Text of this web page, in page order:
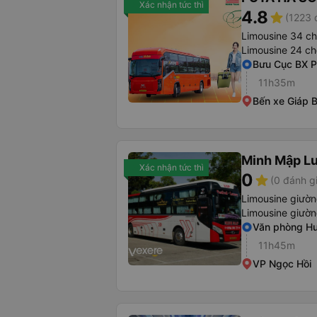
Xác nhận tức thì
4.8star (1223
Limousine 34
Limousine 24
Bưu Cục BX
11h35m
Bến xe Giáp
Xác nhận tức thì Minh Mập
0star (0 đánh
Limousine
Limousine
Văn phòng
11h45m
VP Ngọc Hồi